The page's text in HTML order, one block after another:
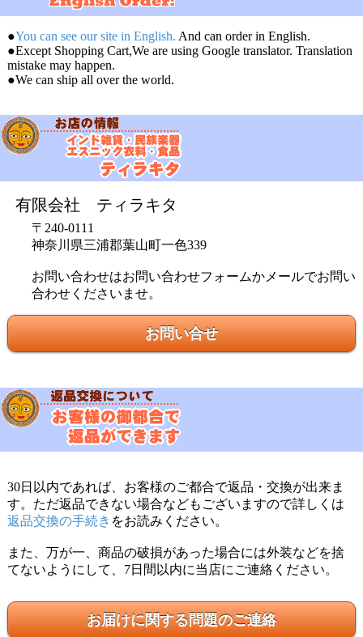
●You can see our site in English. And can order in English.
●Except Shopping Cart,We are using Google translator. Translation
mistake may happen.
●We can ship all over the world.
有限会社 ティラキタ
〒240-0111
神奈川県三浦郡葉山町一色339
お問い合わせはお問い合わせフォームかメールでお問い
合わせくださいませ。
お問い合せ
30日以内であれば、お客様のご都合で返品・交換が出来ま
す。ただ返品できない場合などもございますので詳しくは
返品交換の手続き をお読みください。
また、万が一、商品の破損があった場合には外装などを捨
てないようにして、7日間以内に当店にご連絡ください。
お届けに関する問題のご連絡